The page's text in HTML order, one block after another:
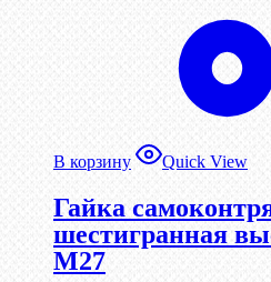
В корзину Quick View
Гайка
шестигранная
М27